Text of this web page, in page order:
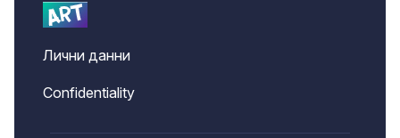
Лични данни
Confidentiality